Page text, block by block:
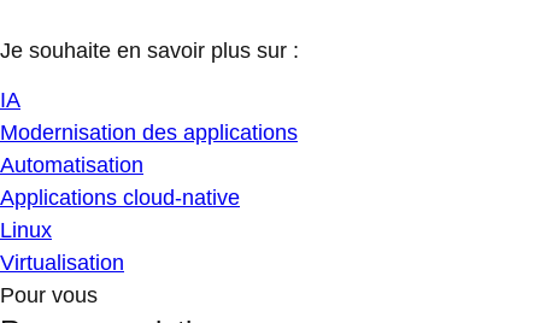
Je souhaite en savoir plus sur :
IA
Modernisation des applications
Automatisation
Applications cloud-native
Linux
Virtualisation
Pour vous